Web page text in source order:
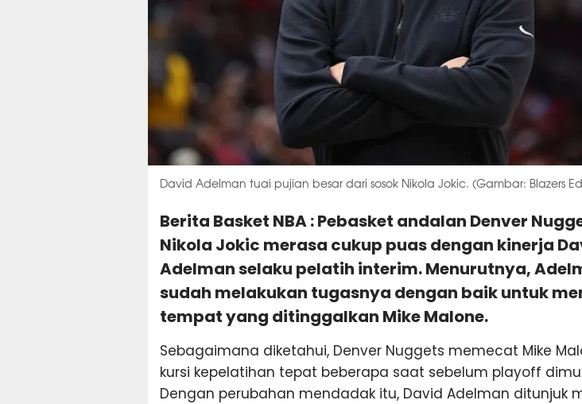
David Adelman tuai pujian besar dari sosok Nikola Jokic. (Gambar: Blazers
Berita Basket NBA : Pebasket andalan Denver
Nikola Jokic merasa cukup puas dengan kinerja
Adelman selaku pelatih interim. Menurutnya,
sudah melakukan tugasnya dengan baik untuk
tempat yang ditinggalkan Mike Malone.
Sebagaimana diketahui, Denver Nuggets memecat Mike
kursi kepelatihan tepat beberapa saat sebelum playoff
Dengan perubahan mendadak itu, David Adelman ditunjuk